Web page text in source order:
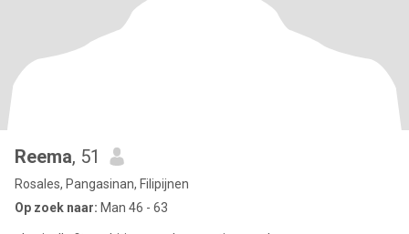
Reema, 51
Rosales, Pangasinan, Filipijnen
Op zoek naar: Man 46 - 63